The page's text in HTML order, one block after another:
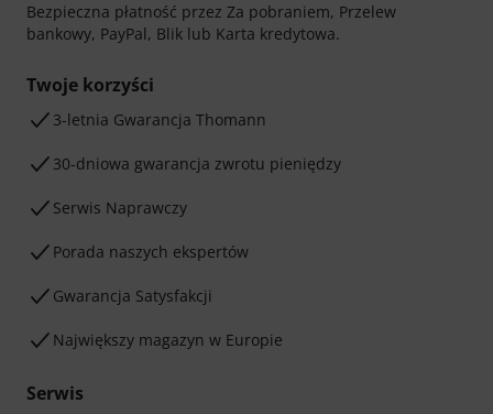
Bezpieczna płatność przez Za pobraniem, Przelew
bankowy, PayPal, Blik lub Karta kredytowa.
Twoje korzyści
3-letnia Gwarancja Thomann
30-dniowa gwarancja zwrotu pieniędzy
Serwis Naprawczy
Porada naszych ekspertów
Gwarancja Satysfakcji
Największy magazyn w Europie
Serwis